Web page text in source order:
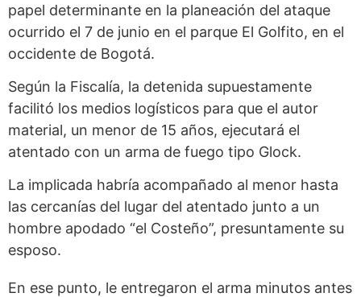
papel determinante en la planeación del ataque
ocurrido el 7 de junio en el parque El Golfito, en el
occidente de Bogotá.
Según la Fiscalía, la detenida supuestamente
facilitó los medios logísticos para que el autor
material, un menor de 15 años, ejecutará el
atentado con un arma de fuego tipo Glock.
La implicada habría acompañado al menor hasta
las cercanías del lugar del atentado junto a un
hombre apodado “el Costeño”, presuntamente su
esposo.
En ese punto, le entregaron el arma minutos antes